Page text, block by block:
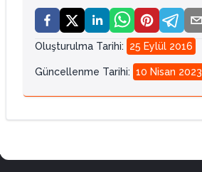
Oluşturulma Tarihi: 25 Eylül 2016
Güncellenme Tarihi: 10 Nisan 2023